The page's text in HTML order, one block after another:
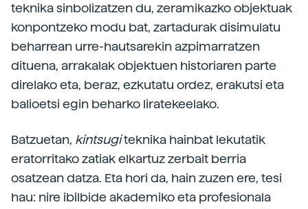
teknika sinbolizatzen du, zeramikazko objektuak
konpontzeko modu bat, zartadurak disimulatu
beharrean urre-hautsarekin azpimarratzen
dituena, arrakalak objektuen historiaren parte
direlako eta, beraz, ezkutatu ordez, erakutsi eta
balioetsi egin beharko liratekeelako.
Batzuetan, kintsugiteknika hainbat lekutatik
eratorritako zatiak elkartuz zerbait berria
osatzean datza. Eta hori da, hain zuzen ere, tesi
hau: nire ibilbide akademiko eta profesionala